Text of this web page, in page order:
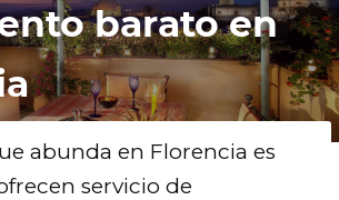
barato en
abunda en Florencia es
servicio de